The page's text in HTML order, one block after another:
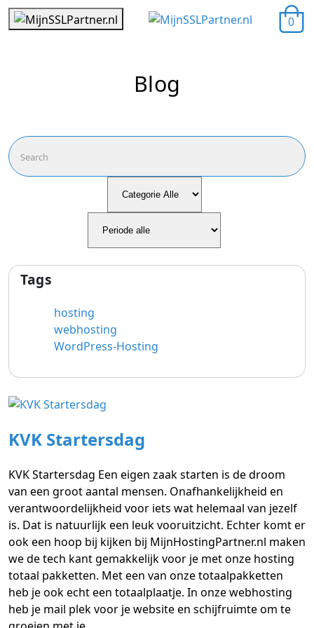
0
Blog
Tags
hosting
webhosting
WordPress-Hosting
KVK Startersdag
KVK Startersdag Een eigen zaak starten is de droom
van een groot aantal mensen. Onafhankelijkheid en
verantwoordelijkheid voor iets wat helemaal van jezelf
is. Dat is natuurlijk een leuk vooruitzicht. Echter komt er
ook een hoop bij kijken bij MijnHostingPartner.nl maken
we de tech kant gemakkelijk voor je met onze hosting
totaal pakketten. Met een van onze totaalpakketten
heb je ook echt een totaalplaatje. In onze webhosting
heb je mail plek voor je website en schijfruimte om te